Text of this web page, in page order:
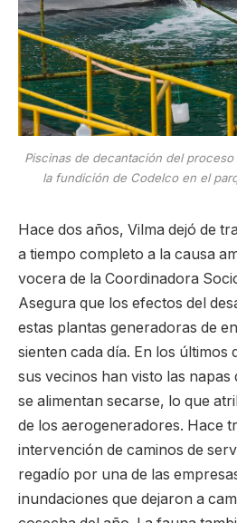
Piscinas de decantación del
la fundición de Codelco en el
Hace dos años, Vilma dejó de
a tiempo completo a la causa
vocera de la Coordinadora
Asegura que los efectos del
estas plantas generadoras de
sienten cada día. En los últimos
sus vecinos han visto las napas
se alimentan secarse, lo que
de los aerogeneradores. Hace
intervención de caminos de
regadío por una de las
inundaciones que dejaron a